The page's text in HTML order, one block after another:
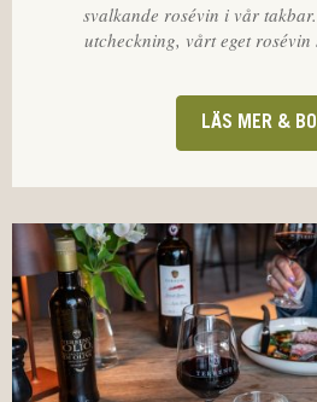
svalkande rosévin i vår
utcheckning, vårt eget rosévin
LÄS MER &